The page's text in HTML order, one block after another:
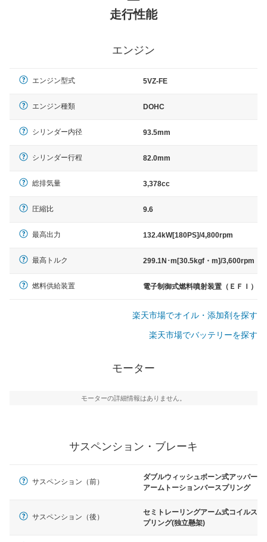
走行性能
エンジン
エンジン型式 5VZ-FE
エンジン種類 DOHC
シリンダー内径 93.5mm
シリンダー行程 82.0mm
総排気量 3,378cc
圧縮比 9.6
最高出力 132.4kW[180PS]/4,800rpm
最高トルク 299.1N･m[30.5kgf・m]/3,600rpm
燃料供給装置 電子制御式燃料噴射装置（ＥＦＩ）
楽天市場でオイル・添加剤を探す
楽天市場でバッテリーを探す
モーター
モーターの詳細情報はありません。
サスペンション・ブレーキ
サスペンション（前）
ダブルウィッシュボーン式アッパー
アームトーションバースプリング
サスペンション（後）
セミトレーリングアーム式コイルス
プリング(独立懸架)